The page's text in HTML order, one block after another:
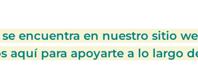
encuentra en nuestro sitio
aquí para apoyarte a lo largo